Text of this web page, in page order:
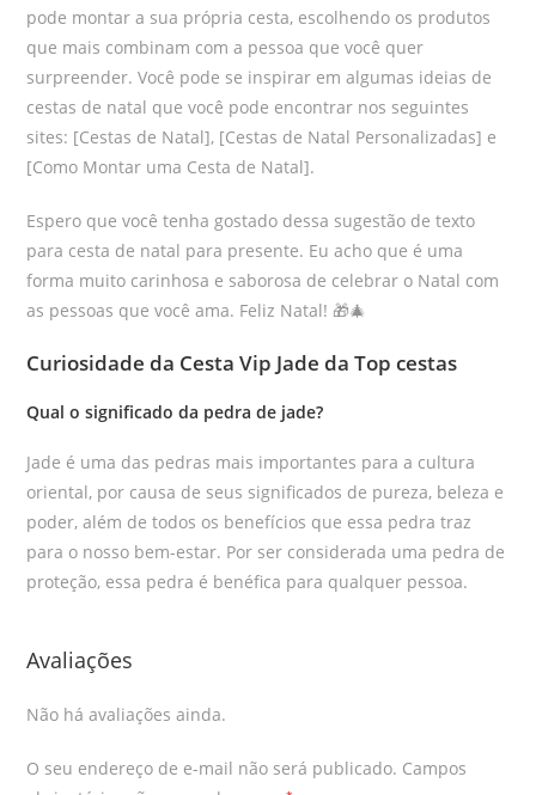
pode montar a sua própria cesta, escolhendo os produtos
que mais combinam com a pessoa que você quer
surpreender. Você pode se inspirar em algumas ideias de
cestas de natal que você pode encontrar nos seguintes
sites: [Cestas de Natal], [Cestas de Natal Personalizadas] e
[Como Montar uma Cesta de Natal].
Espero que você tenha gostado dessa sugestão de texto
para cesta de natal para presente. Eu acho que é uma
forma muito carinhosa e saborosa de celebrar o Natal com
as pessoas que você ama. Feliz Natal! 🎁🎄
Curiosidade da Cesta Vip Jade da Top cestas
Qual o significado da pedra de jade?
Jade é uma das pedras mais importantes para a cultura
oriental, por causa de seus significados de pureza, beleza e
poder, além de todos os benefícios que essa pedra traz
para o nosso bem-estar. Por ser considerada uma pedra de
proteção, essa pedra é benéfica para qualquer pessoa.
Avaliações
Não há avaliações ainda.
O seu endereço de e-mail não será publicado. Campos